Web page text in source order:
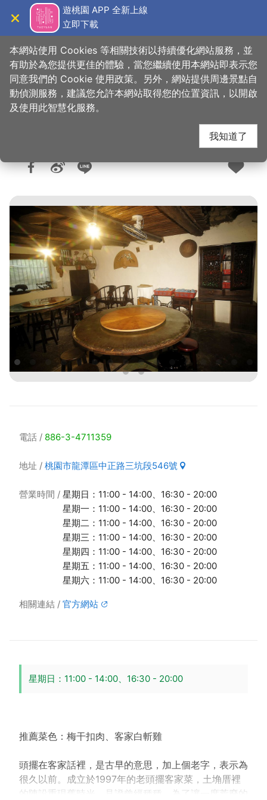
主
遊桃園 APP 全新上線
立即下載
首頁 > 想去的地方 > 美食、購物 > 美食快搜
老頭擺客家菜
人氣：1.3萬
電話 886-3-4711359
地址 桃園市龍潭區中正路三坑段546號
營業時間
星期日：11:00 - 14:00、16:30 - 20:00
星期一：11:00 - 14:00、16:30 - 20:00
星期二：11:00 - 14:00、16:30 - 20:00
星期三：11:00 - 14:00、16:30 - 20:00
星期四：11:00 - 14:00、16:30 - 20:00
星期五：11:00 - 14:00、16:30 - 20:00
星期六：11:00 - 14:00、16:30 - 20:00
相關連結 官方網站
星期日：11:00 - 14:00、16:30 - 20:00
推薦菜色：梅干扣肉、客家白斬雞
頭擺在客家話裡，是古早的意思，加上個老字，表示為
很久以前。成立於1997年的老頭擺客家菜，土埆厝裡
的陳設重現舊時光，見證曾經種種。為了讓一度荒廢的
本網站使用 Cookies 等相關技術以持續優化網站服務，並
有助於為您提供更佳的體驗，當您繼續使用本網站即表示您
同意我們的 Cookie 使用政策。另外，網站提供周邊景點自
動偵測服務，建議您允許本網站取得您的位置資訊，以開啟
及使用此智慧化服務。
我知道了